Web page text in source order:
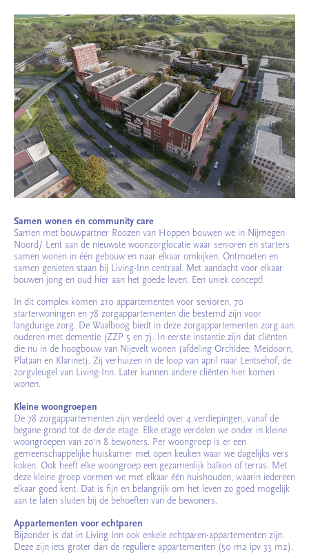
Samen wonen en community care
Samen met bouwpartner Roozen van Hoppen bouwen we in Nijmegen
Noord/ Lent aan de nieuwste woonzorglocatie waar senioren en starters
samen wonen in één gebouw en naar elkaar omkijken. Ontmoeten en
samen genieten staan bij Living-Inn centraal. Met aandacht voor elkaar
bouwen jong en oud hier aan het goede leven. Een uniek concept!
In dit complex komen 210 appartementen voor senioren, 70
starterwoningen en 78 zorgappartementen die bestemd zijn voor
langdurige zorg. De Waalboog biedt in deze zorgappartementen zorg aan
ouderen met dementie (ZZP 5 en 7). In eerste instantie zijn dat cliënten
die nu in de hoogbouw van Nijevelt wonen (afdeling Orchidee, Meidoorn,
Plataan en Klarinet). Zij verhuizen in de loop van april naar Lentsehof, de
zorgvleugel van Living-Inn. Later kunnen andere cliënten hier komen
wonen.
Kleine woongroepen
De 78 zorgappartementen zijn verdeeld over 4 verdiepingen, vanaf de
begane grond tot de derde etage. Elke etage verdelen we onder in kleine
woongroepen van zo’n 8 bewoners. Per woongroep is er een
gemeenschappelijke huiskamer met open keuken waar we dagelijks vers
koken. Ook heeft elke woongroep een gezamenlijk balkon of terras. Met
deze kleine groep vormen we met elkaar één huishouden, waarin iedereen
elkaar goed kent. Dat is fijn en belangrijk om het leven zo goed mogelijk
aan te laten sluiten bij de behoeften van de bewoners.
Appartementen voor echtparen
Bijzonder is dat in Living Inn ook enkele echtparen-appartementen zijn.
Deze zijn iets groter dan de reguliere appartementen (50 m2 ipv 33 m2).